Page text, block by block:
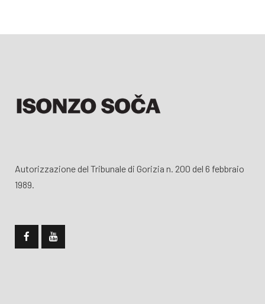
Autorizzazione del Tribunale di Gorizia n. 200 del 6 febbraio
1989.